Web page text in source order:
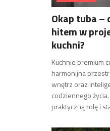
Okap tuba –
hitem w
kuchni?
Kuchnie premium
harmonijna
wnętrz oraz
codziennego
praktyczną rolę i